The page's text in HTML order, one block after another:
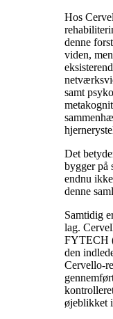
Hos
denne
viden,
samt
Det
bygger på
endnu
denne
Samtidig
lag.
FYTECH
den
Cervello-
øjeblikket